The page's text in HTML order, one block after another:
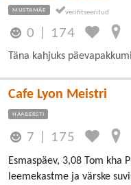
MUSTAMÄE
0 174
Täna kahjuks
Cafe Lyon Meistri
HAABERSTI
7 175
Esmaspäev, 3,08 Tom kha
leemekastme ja värske